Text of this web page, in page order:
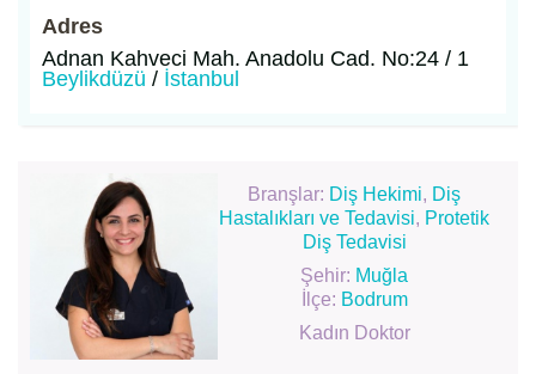
Adres
Adnan Kahveci Mah. Anadolu Cad. No:24 / 1
Beylikdüzü / İstanbul
Branşlar: Diş Hekimi, Diş
Hastalıkları ve Tedavisi, Protetik
Diş Tedavisi
Şehir: Muğla
İlçe: Bodrum
Kadın Doktor